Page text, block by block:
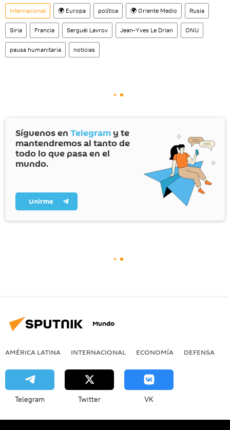
Internacional 🌍 Europa política 🌍 Oriente Medio Rusia
Siria Francia Serguéi Lavrov Jean-Yves Le Drian ONU
pausa humanitaria noticias
Síguenos en Telegram y te
mantendremos al tanto de
todo lo que pasa en el
mundo.
Unirme
Mundo
AMÉRICA LATINA INTERNACIONAL ECONOMÍA DEFENSA
Telegram Twitter VK